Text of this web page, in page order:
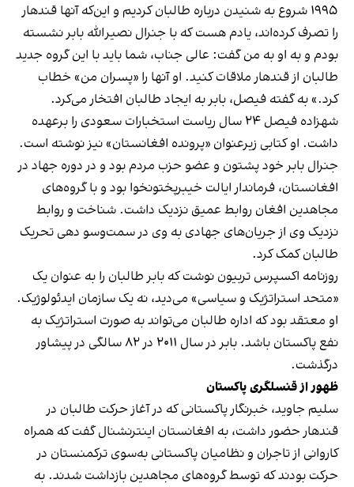
۱۹۹۵ شروع به شنیدن درباره طالبان کردیم و این‌که آنها قندهار
را تصرف کرده‌اند، یادم هست که با جنرال نصیرالله بابر نشسته
بودم و به او به من گفت: عالی جناب، شما باید با این گروه جدید
طالبان از قندهار ملاقات کنید. او آنها را «پسران من» خطاب
کرد.» به گفته فیصل، بابر به ایجاد طالبان افتخار می‌کرد.
شهزاده فیصل ۲۴ سال ریاست استخبارات سعودی را برعهده
داشت. او کتابی زیرعنوان «پرونده افغانستان» نیز نوشته است.
جنرال بابر خود پشتون و عضو حزب مردم بود و در دوره جهاد در
افغانستان، فرماندار ایالت خیبرپختونخوا بود و با گروه‌های
مجاهدین افغان روابط عمیق نزدیک داشت. شناخت و روابط
نزدیک وی از جریان‌های جهادی به وی در سمت‌وسو دهی تحریک
طالبان کمک کرد.
روزنامه اکسپرس تربیون نوشت که بابر طالبان را به عنوان یک
«متحد استراتژیک و سیاسی» می‌دید، نه یک سازمان ایدئولوژیک.
او معتقد بود که اداره طالبان می‌تواند به صورت استراتژیک به
نفع پاکستان باشد. بابر در سال ۲۰۱۱ در ۸۲ سالگی در پیشاور
درگذشت.
ظهور از قنسلگری پاکستان
سلیم جاوید، خبرنگار پاکستانی که در آغاز حرکت طالبان در
قندهار حضور داشت، به افغانستان اینترنشنال گفت که همراه
کاروانی از تاجران و نظامیان پاکستانی به‌سوی ترکمنستان در
حرکت بودند که توسط گروه‌های مجاهدین بازداشت شدند. به